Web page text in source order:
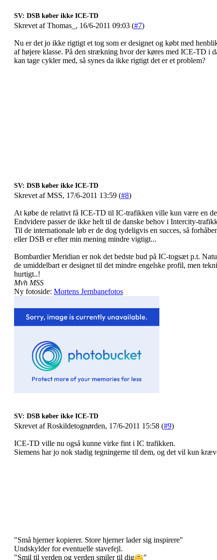
SV: DSB køber ikke ICE-TD
Skrevet af Thomas_, 16/6-2011 09:03 (#7)
Nu er det jo ikke rigtigt et tog som er designet og købt med
af højere klasse. På den strækning hvor der køres med ICE-TD i
kan tage cykler med, så synes da ikke rigtigt det er et problem?
SV: DSB køber ikke ICE-TD
Skrevet af MSS, 17/6-2011 13:59 (#8)
At købe de relativt få ICE-TD til IC-trafikken ville kun være en
Endvidere passer de ikke helt til de danske behov i Intercity-
Til de internationale løb er de dog tydeligvis en succes, så
eller DSB er efter min mening mindre vigtigt...
Bombardier Meridian er nok det bedste bud på IC-togsæt p.t.
de umiddelbart er designet til det mindre engelske profil, men
hurtigt..!
Mvh MSS
Ny fotoside: Mortens Jernbanefotos
SV: DSB køber ikke ICE-TD
Skrevet af Roskildetognørden, 17/6-2011 15:58 (#9)
ICE-TD ville nu også kunne virke fint i IC trafikken.
Siemens har jo nok stadig tegningerne til dem, og det vil kun
"Små hjerner kopierer. Store hjerner lader sig inspirere"
Undskylder for eventuelle stavefejl.
"Smil til verden og verden smiler til dig
"